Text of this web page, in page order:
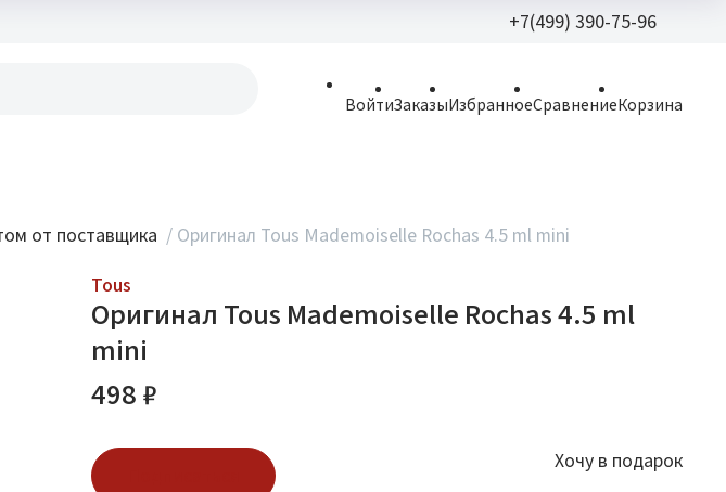
+7(499) 390-75-96
ВойтиЗаказыИзбранноеСравнениеКорзина
от поставщика / Оригинал Tous Mademoiselle Rochas 4.5 ml mini
Tous
Оригинал Tous Mademoiselle Rochas 4.5 ml
mini
498 ₽
Хочу в подарок